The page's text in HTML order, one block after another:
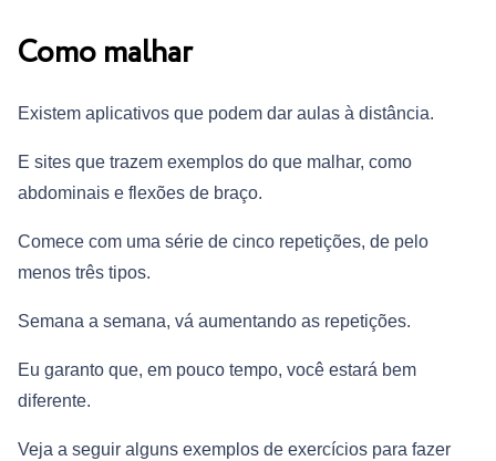
Como malhar
Existem aplicativos que podem dar aulas à distância.
E sites que trazem exemplos do que malhar, como
abdominais e flexões de braço.
Comece com uma série de cinco repetições, de pelo
menos três tipos.
Semana a semana, vá aumentando as repetições.
Eu garanto que, em pouco tempo, você estará bem
diferente.
Veja a seguir alguns exemplos de exercícios para fazer